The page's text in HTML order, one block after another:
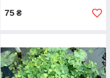
75 ₴